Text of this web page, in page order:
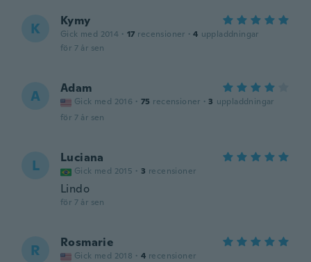
K Kymy
Gick med 2014 · 17 recensioner · 4 uppladdningar
för 7 år sen
A Adam
Gick med 2016 · 75 recensioner · 3 uppladdningar
för 7 år sen
L Luciana
Gick med 2015 · 3 recensioner
Lindo
för 7 år sen
R Rosmarie
Gick med 2018 · 4 recensioner